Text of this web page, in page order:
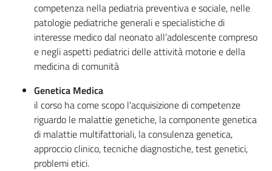
competenza nella pediatria preventiva e sociale, nelle
patologie pediatriche generali e specialistiche di
interesse medico dal neonato all’adolescente compreso
e negli aspetti pediatrici delle attività motorie e della
medicina di comunità
Genetica Medica
il corso ha come scopo l'acquisizione di competenze
riguardo le malattie genetiche, la componente genetica
di malattie multifattoriali, la consulenza genetica,
approccio clinico, tecniche diagnostiche, test genetici,
problemi etici.